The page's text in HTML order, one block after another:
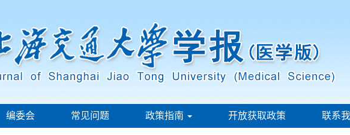
编委会 常见问题 政策指南 开放获取政策 联系我